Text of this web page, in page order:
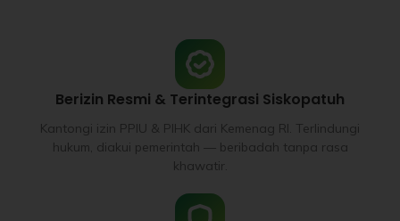
Berizin Resmi & Terintegrasi Siskopatuh
Kantongi izin PPIU & PIHK dari Kemenag RI. Terlindungi
hukum, diakui pemerintah — beribadah tanpa rasa
khawatir.